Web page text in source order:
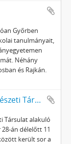
Győrben
tanulmányait,
Néhány
és Rajkán.
Győri Képző- és Iparművészeti Társulat
Társulat alakuló
án délelőtt 11
került sor a